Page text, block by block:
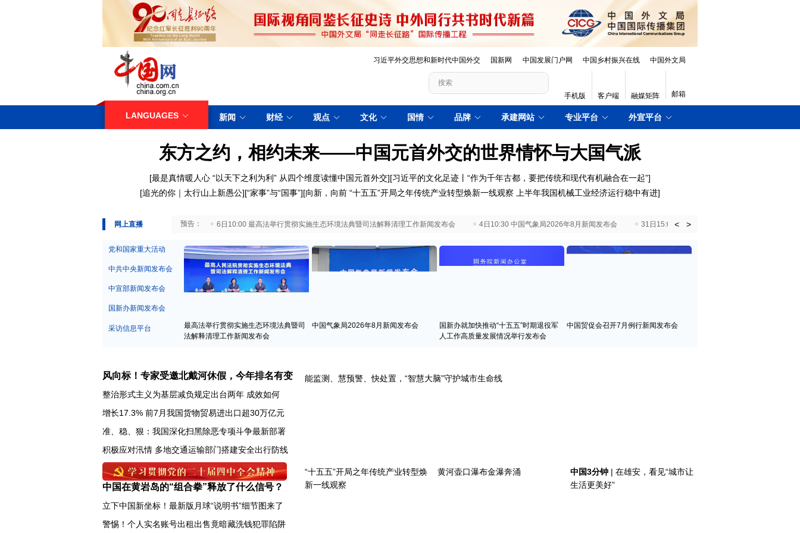
习近平外交思想和新时代中国外交 国新网 中国发展门户网 中国乡村振兴在线 中国外文局
手机版 客户端 融媒矩阵 邮箱
LANGUAGES 新闻 财经 观点 文化 国情 品牌 承建网站 专业平台 外宣平台
东方之约，相约未来——中国元首外交的世界情怀与大国气派
[最是真情暖人心 “以天下之利为利” 从四个维度读懂中国元首外交][习近平的文化足迹丨“作为千年古都，要把传统和现代有机融合在一起”]
[追光的你｜太行山上新愚公][“家事”与“国事”][向新，向前 “十五五”开局之年传统产业转型焕新一线观察 上半年我国机械工业经济运行稳中有进]
网上直播
29日10:00 国务院台湾事务办公室7月29日举行新闻发布会 6日10:00 最高法举行贯彻实施生态环境法典暨司法解释清理工作新闻发布会 4日10:30 中国气象局2026年8月新闻发布会 31日15:00 国新办就加快推动“十五五”时期退役
< >
党和国家重大活动
中共中央新闻发布会
中宣部新闻发布会
国新办新闻发布会
采访信息平台
最高法举行贯彻实施生态环境法典暨司
法解释清理工作新闻发布会
中国气象局2026年8月新闻发布会
国新办就加快推动“十五五”时期退役军
人工作高质量发展情况举行发布会
中国贸促会召开7月例行新闻发布会
风向标！专家受邀北戴河休假，今年排名有变
整治形式主义为基层减负规定出台两年 成效如何
增长17.3% 前7月我国货物贸易进出口超30万亿元
准、稳、狠：我国深化扫黑除恶专项斗争最新部署
中国在黄岩岛的“组合拳”释放了什么信号？
立下中国新坐标！最新版月球“说明书”细节图来了
警惕！个人实名账号出租出售竟暗藏洗钱犯罪陷阱